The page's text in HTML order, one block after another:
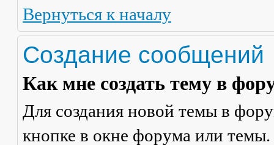
Вернуться к началу
Создание сообщений
Как мне создать тему в
Для создания новой темы в
кнопке в окне форума или